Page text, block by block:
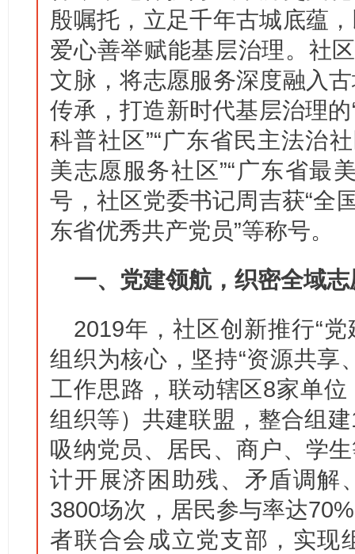
殷嘱托，立足千年古城底蕴
爱心善举赋能基层治理。社
文脉，将志愿服务深度融入
传承，打造新时代基层治理的
科普社区”“广东省民主法治
美志愿服务社区”“广东省最
号，社区党委书记周吉获“全
东省优秀共产党员”等称号。
一、党建领航，织密全域
2019年，社区创新推行“
组织为核心，坚持“资源共享
工作思路，联动辖区8家单
组织等）共建联盟，整合组
吸纳党员、居民、商户、学
计开展济困助残、矛盾调解
3800场次，居民参与率达
者联合会成立党支部，实现